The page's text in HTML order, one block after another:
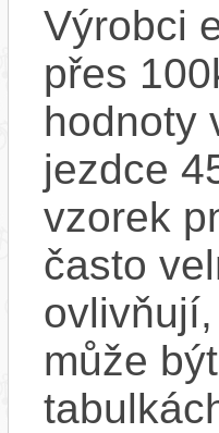
Výrobci
přes
hodnoty
jezdce
vzorek
často
může